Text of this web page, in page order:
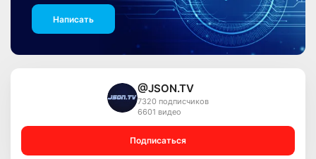
Написать
@JSON.TV
7320 подписчиков
6601 видео
Подписаться